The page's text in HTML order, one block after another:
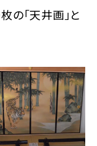
の「天井画」と